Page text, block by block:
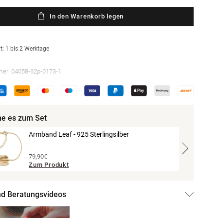
In den Warenkorb legen
1 bis 2 Werktage
04058-62p-0173-1
es zum Set
Armband Leaf - 925 Sterlingsilber
79,90€
Zum Produkt
Beratungsvideos